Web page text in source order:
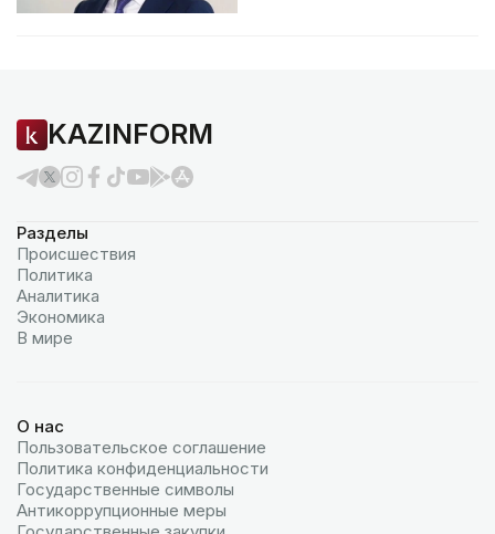
KAZINFORM
Разделы
Происшествия
Политика
Аналитика
Экономика
В мире
О нас
Пользовательское соглашение
Политика конфиденциальности
Государственные символы
Антикоррупционные меры